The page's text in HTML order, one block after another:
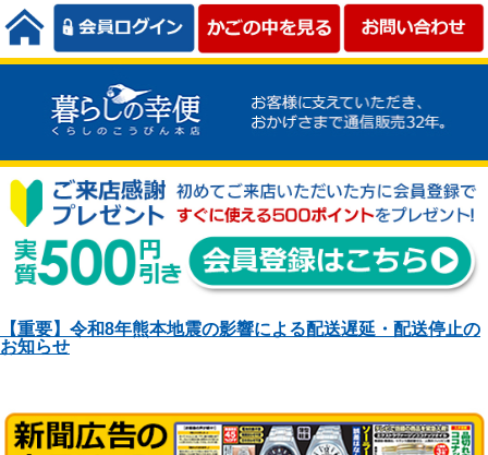
【重要】令和8年熊本地震の影響による配送遅延・配送停止の
お知らせ